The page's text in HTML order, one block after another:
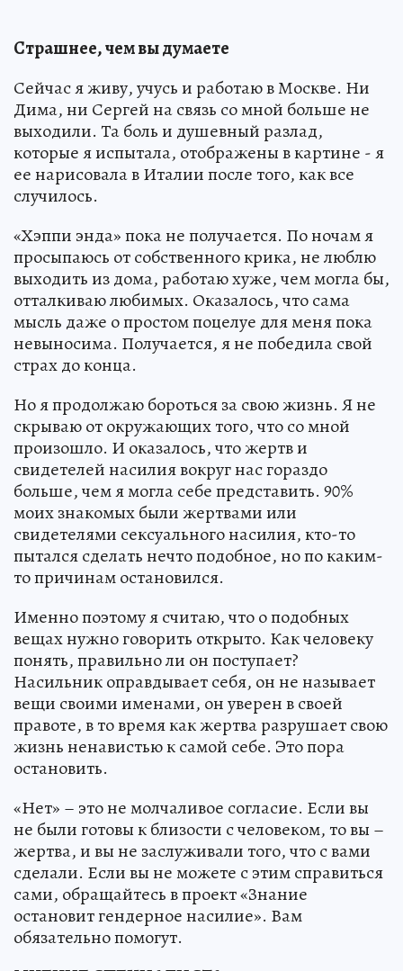
Страшнее, чем вы думаете
Сейчас я живу, учусь и работаю в Москве. Ни
Дима, ни Сергей на связь со мной больше не
выходили. Та боль и душевный разлад,
которые я испытала, отображены в картине - я
ее нарисовала в Италии после того, как все
случилось.
«Хэппи энда» пока не получается. По ночам я
просыпаюсь от собственного крика, не люблю
выходить из дома, работаю хуже, чем могла бы,
отталкиваю любимых. Оказалось, что сама
мысль даже о простом поцелуе для меня пока
невыносима. Получается, я не победила свой
страх до конца.
Но я продолжаю бороться за свою жизнь. Я не
скрываю от окружающих того, что со мной
произошло. И оказалось, что жертв и
свидетелей насилия вокруг нас гораздо
больше, чем я могла себе представить. 90%
моих знакомых были жертвами или
свидетелями сексуального насилия, кто-то
пытался сделать нечто подобное, но по каким-
то причинам остановился.
Именно поэтому я считаю, что о подобных
вещах нужно говорить открыто. Как человеку
понять, правильно ли он поступает?
Насильник оправдывает себя, он не называет
вещи своими именами, он уверен в своей
правоте, в то время как жертва разрушает свою
жизнь ненавистью к самой себе. Это пора
остановить.
«Нет» – это не молчаливое согласие. Если вы
не были готовы к близости с человеком, то вы –
жертва, и вы не заслуживали того, что с вами
сделали. Если вы не можете с этим справиться
сами, обращайтесь в проект «Знание
остановит гендерное насилие». Вам
обязательно помогут.